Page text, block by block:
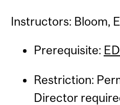
Instructors: Bloom,
Prerequisite:
Restriction:
Director